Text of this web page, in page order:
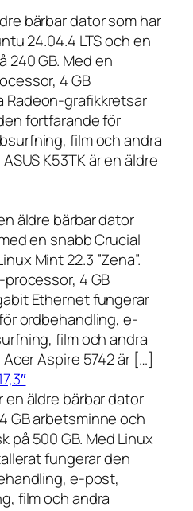
bärbar dator som har
24.04.4 LTS och en
240 GB. Med en
4 GB
Radeon-grafikkretsar
fortfarande för
film och andra
K53TK är en äldre
äldre bärbar dator
en snabb Crucial
Mint 22.3 ”Zena”.
4 GB
Ethernet fungerar
ordbehandling, e-
film och andra
Aspire 5742 är […]
en äldre bärbar dator
GB arbetsminne och
på 500 GB. Med Linux
fungerar den
e-post,
film och andra